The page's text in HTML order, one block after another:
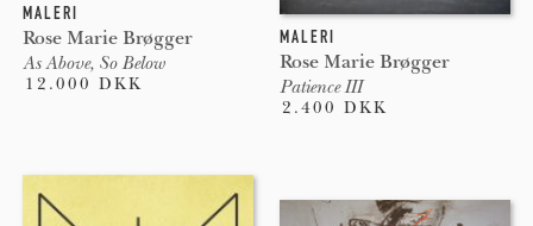
MALERI
Rose Marie Brøgger
As Above, So Below
12.000 DKK
MALERI
Rose Marie Brøgger
Patience III
2.400 DKK